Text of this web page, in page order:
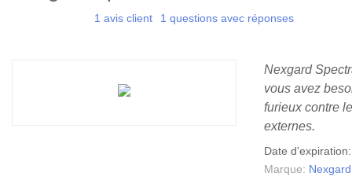
1 avis client 1 questions avec réponses
Nexgard
vous avez
furieux contre
externes.
Date
Marque: